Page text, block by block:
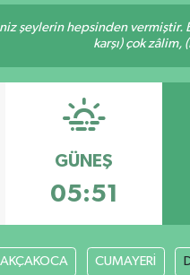
şeylerin hepsinden vermiştir.
karşı) çok
GÜNEŞ
05:51
AKÇAKOCA CUMAYERİ